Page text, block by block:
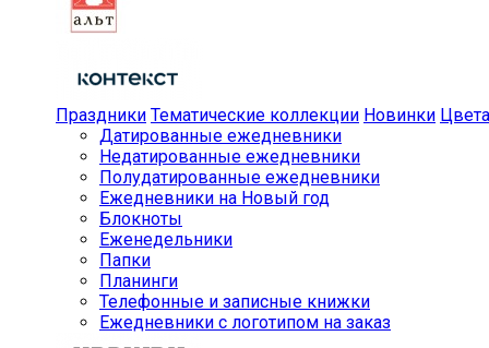
Праздники Тематические коллекции Новинки Цвета
Датированные ежедневники
Недатированные ежедневники
Полудатированные ежедневники
Ежедневники на Новый год
Блокноты
Еженедельники
Папки
Планинги
Телефонные и записные книжки
Ежедневники с логотипом на заказ